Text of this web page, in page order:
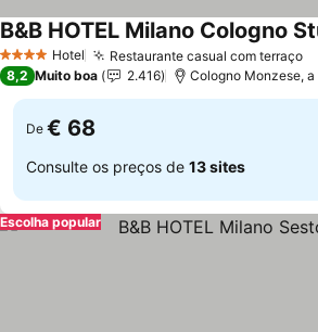
4 EstrelasHotel Restaurante casual com terraço
B&B HOTEL Milano Cologno
8,2 Muito boa 2.416 Cologno Monzese,
De € 68
Consulte os preços de 13 sites
Escolha popular